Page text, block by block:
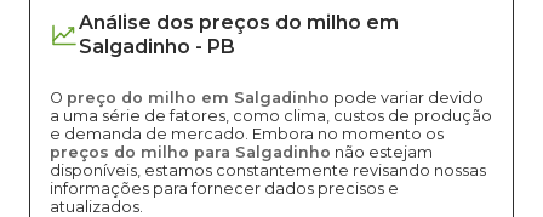
Análise dos preços do milho em
Salgadinho - PB
O preço do milho em Salgadinho pode variar devido
a uma série de fatores, como clima, custos de produção
e demanda de mercado. Embora no momento os
preços do milho para Salgadinho não estejam
disponíveis, estamos constantemente revisando nossas
informações para fornecer dados precisos e
atualizados.